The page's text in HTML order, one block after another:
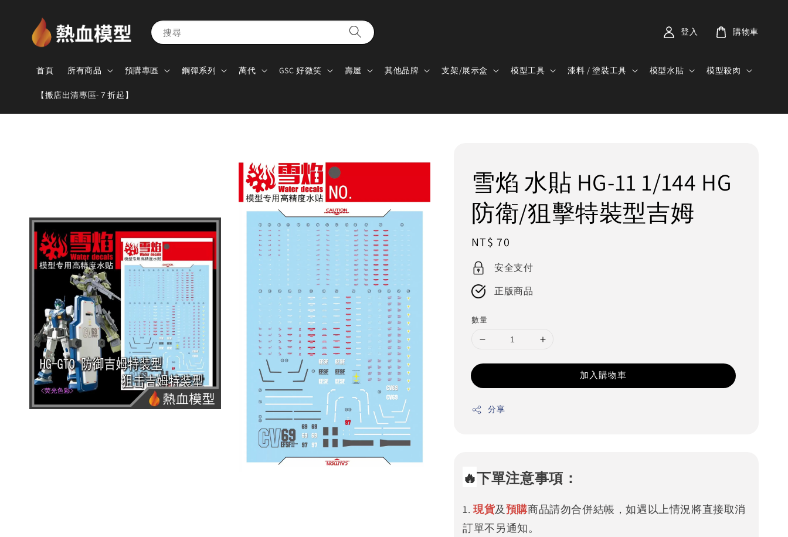
搜尋
首頁 所有商品 預購專區 鋼彈系列 萬代 GSC 好微笑 壽屋 其他品牌 支架/展示盒 模型工具 漆料 / 塗裝工具 模型水貼 模型殺肉
【搬店出清專區-７折起】
登入 購物車
雪焰 水貼 HG-11 1/144 HG
防衛/狙擊特裝型吉姆
Regular
price
NT$ 70
安全支付
正版商品
數量
加入購物車
分享
🔥下單注意事項：
1. 現貨及預購商品請勿合併結帳，如遇以上情況將直接取消
訂單不另通知。